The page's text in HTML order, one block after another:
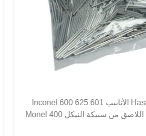
Hastelloy C276 C22 الأنابيب Inconel 600 625 601
718 أنابيب الفولاذ اللاصق من سبيكة النيكل Monel 400